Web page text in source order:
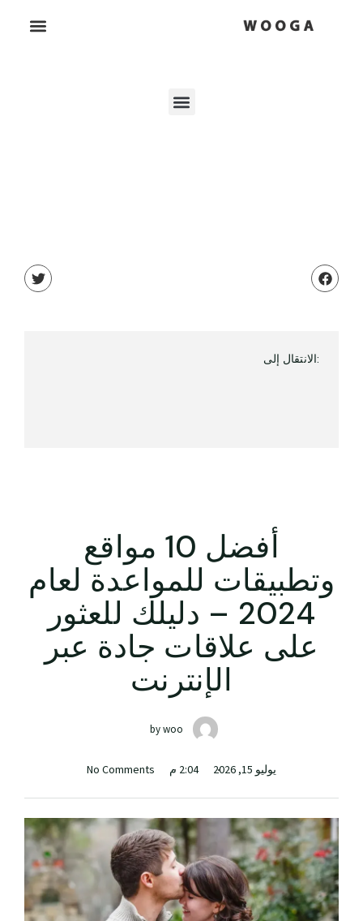
:الانتقال إلى
أفضل 10 مواقع
وتطبيقات للمواعدة لعام
2024 – دليلك للعثور
على علاقات جادة عبر
الإنترنت
bywoo
يوليو 15, 2026 2:04 م No Comments